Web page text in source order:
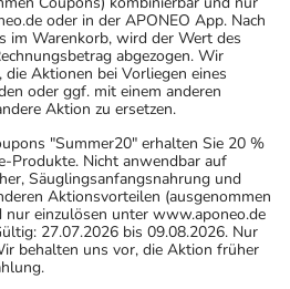
oder in der APONEO App. Nach
im Warenkorb, wird der Wert des
abgezogen. Wir
Aktionen bei Vorliegen eines
oder ggf. mit einem anderen
Aktion zu ersetzen.
"Summer20" erhalten Sie 20 %
Produkte. Nicht anwendbar auf
Säuglingsanfangsnahrung und
Aktionsvorteilen (ausgenommen
nur einzulösen unter www.aponeo.de
27.07.2026 bis 09.08.2026. Nur
behalten uns vor, die Aktion früher